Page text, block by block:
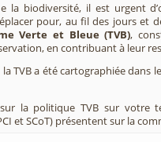
la biodiversité, il est urgent
pour, au fil des jours et
Verte et Bleue (TVB),
en contribuant à leur
TVB a été cartographiée dans
la politique TVB sur votre
et SCoT) présentent sur la